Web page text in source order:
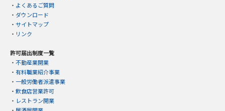
・ よくあるご質問
・ ダウンロード
・ サイトマップ
・ リンク
許可届出制度一覧
・ 不動産業開業
・ 有料職業紹介事業
・ 一般労働者派遣事業
・ 飲食店営業許可
・ レストラン開業